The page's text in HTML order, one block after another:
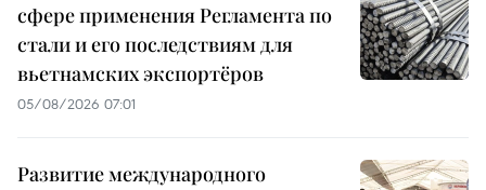
сфере применения Регламента по
стали и его последствиям для
вьетнамских экспортёров
05/08/2026 07:01
Развитие международного